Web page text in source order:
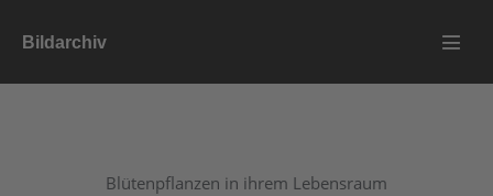
InhaltBildarchiv
Blütenpflanzen in ihrem Lebensraum